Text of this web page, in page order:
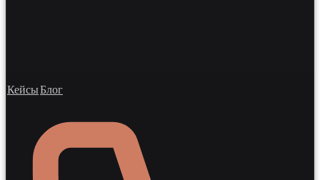
КейсыБлог